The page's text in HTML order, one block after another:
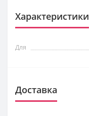
Характеристики
Для
Доставка